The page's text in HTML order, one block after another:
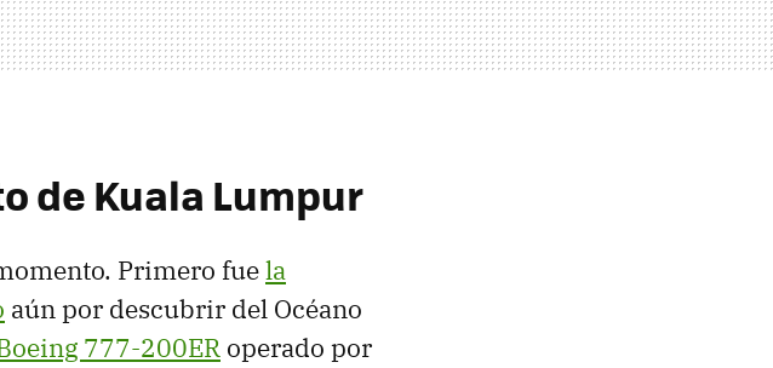
de Kuala Lumpur
Primero fuela
aún por descubrir del Océano
777-200ER operado por